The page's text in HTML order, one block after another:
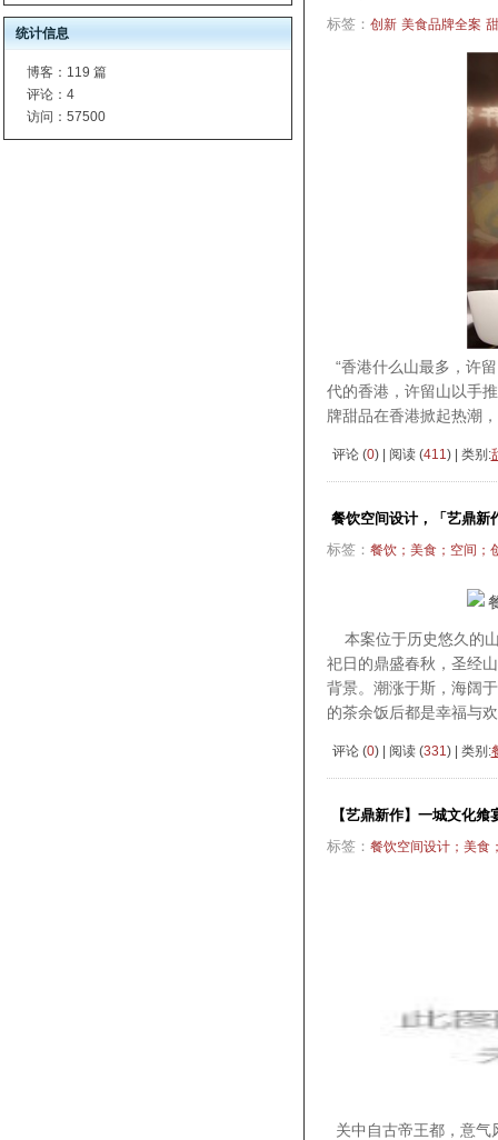
统计信息
博客： 119 篇
评论： 4
访问： 57500
标签： 创新 美食品牌全案
“香港什么山最多，许
代的香港，许留山以手
牌甜品在香港掀起热潮
评论 (0) | 阅读 (411 ) | 类别:
餐饮空间设计，「艺鼎新
标签： 餐饮；美食；空间；
本案位于历史悠久的
祀日的鼎盛春秋，圣经
背景。潮涨于斯，海阔
的茶余饭后都是幸福与
评论 (0) | 阅读 (331 ) | 类别:
【艺鼎新作】一城文化
标签： 餐饮空间设计；美食
关中自古帝王都，意气